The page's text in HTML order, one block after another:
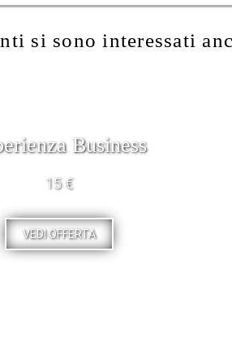
si sono interessati
Business
15 €
VEDI OFFERTA